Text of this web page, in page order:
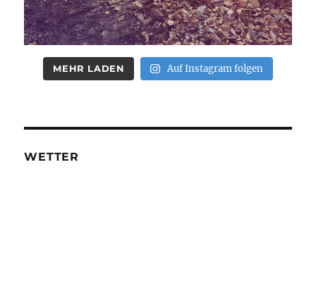
MEHR LADEN Auf Instagram folgen
WETTER